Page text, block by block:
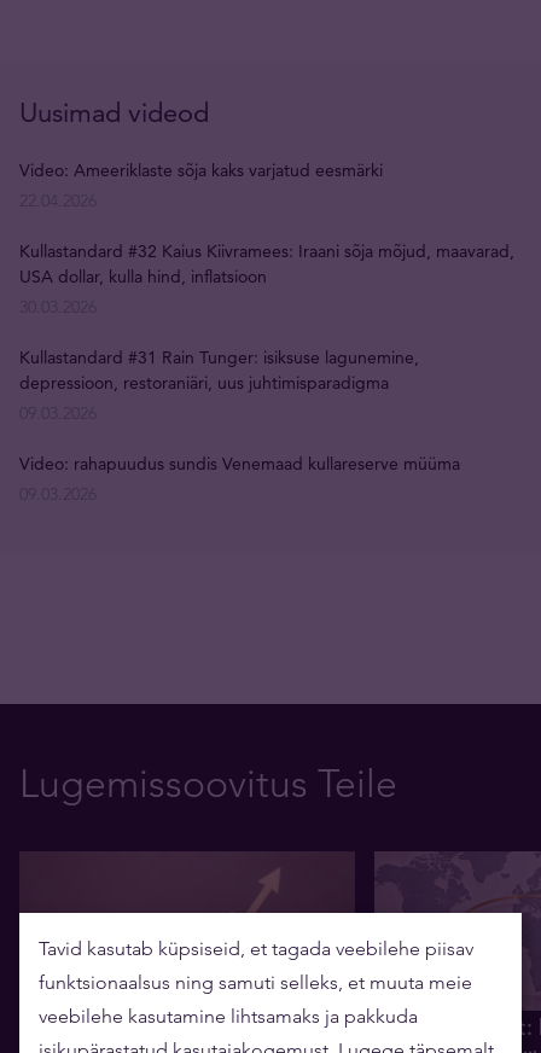
Uusimad videod
Video: Ameeriklaste sõja kaks varjatud eesmärki
Kullastandard #32 Kaius Kiivramees: Iraani sõja mõjud, maavarad,
USA dollar, kulla hind, inflatsioon
Kullastandard #31 Rain Tunger: isiksuse lagunemine,
depressioon, restoraniäri, uus juhtimisparadigma
Video: rahapuudus sundis Venemaad kullareserve müüma
Lugemissoovitus Teile
Analüüs: kullaturul toimus poole
Kulla Q2 raport:
Tavid kasutab küpsiseid, et tagada veebilehe piisav
funktsionaalsus ning samuti selleks, et muuta meie
veebilehe kasutamine lihtsamaks ja pakkuda